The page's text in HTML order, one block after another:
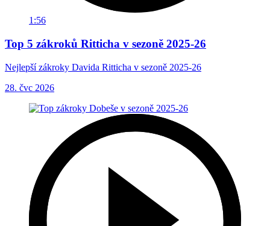
1:56
Top 5 zákroků Ritticha v sezoně 2025-26
Nejlepší zákroky Davida Ritticha v sezoně 2025-26
28. čvc 2026